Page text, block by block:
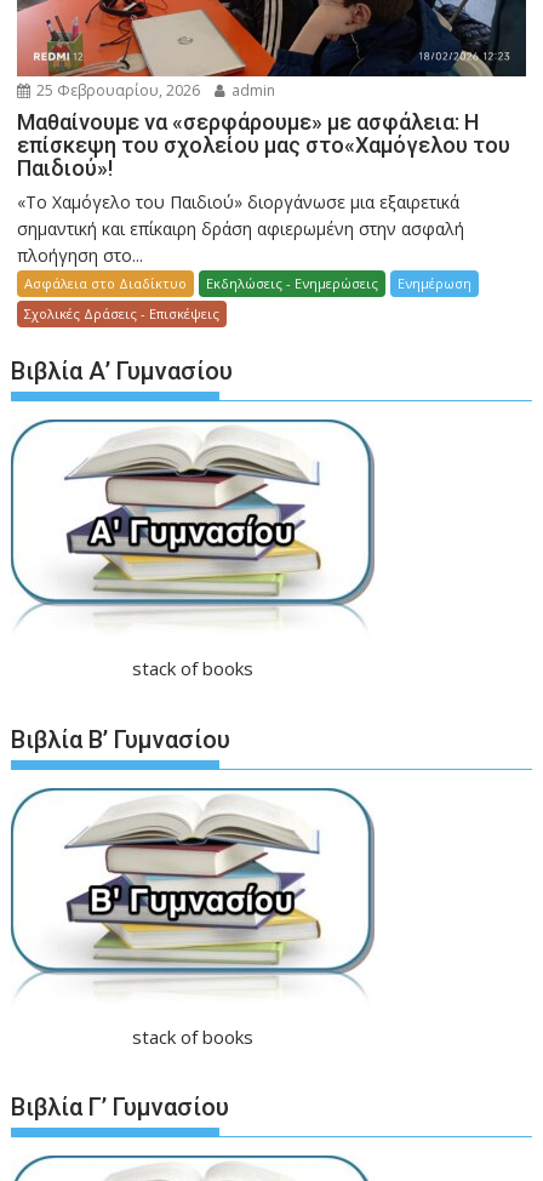
25 Φεβρουαρίου, 2026 admin
Μαθαίνουμε να «σερφάρουμε» με ασφάλεια: Η
επίσκεψη του σχολείου μας στο«Χαμόγελου του
Παιδιού»!
«Το Χαμόγελο του Παιδιού» διοργάνωσε μια εξαιρετικά
σημαντική και επίκαιρη δράση αφιερωμένη στην ασφαλή
πλοήγηση στο...
Ασφάλεια στο Διαδίκτυο Εκδηλώσεις - Ενημερώσεις
Ενημέρωση
Σχολικές Δράσεις - Επισκέψεις
Βιβλία Α’ Γυμνασίου
stack of books
Βιβλία Β’ Γυμνασίου
stack of books
Βιβλία Γ’ Γυμνασίου